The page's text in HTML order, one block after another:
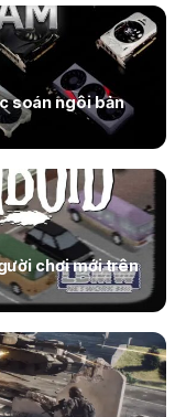
soán ngôi bản
chơi mới trên